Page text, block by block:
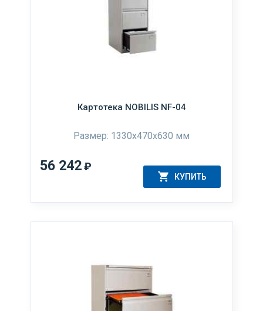
Картотека NOBILIS NF-04
Размер: 1330x470x630 мм
56 242₽
КУПИТЬ